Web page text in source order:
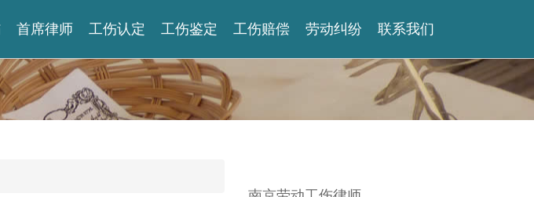
首席律师 工伤认定 工伤鉴定 工伤赔偿 劳动纠纷 联系我们